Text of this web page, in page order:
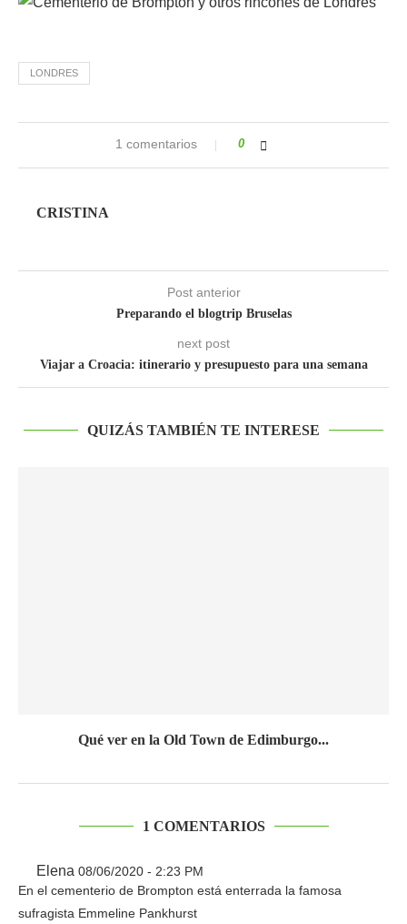
LONDRES
1 comentarios 0
CRISTINA
Post anterior
Preparando el blogtrip Bruselas
next post
Viajar a Croacia: itinerario y presupuesto para una semana
QUIZÁS TAMBIÉN TE INTERESE
Qué ver en la Old Town de Edimburgo...
1 COMENTARIOS
Elena 08/06/2020 - 2:23 PM
En el cementerio de Brompton está enterrada la famosa
sufragista Emmeline Pankhurst